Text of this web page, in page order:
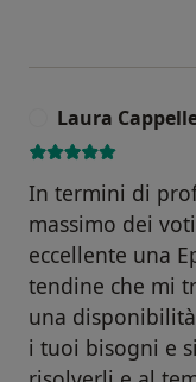
Laura
In termini di
massimo dei
eccellente una
tendine che mi
una
i tuoi bisogni e